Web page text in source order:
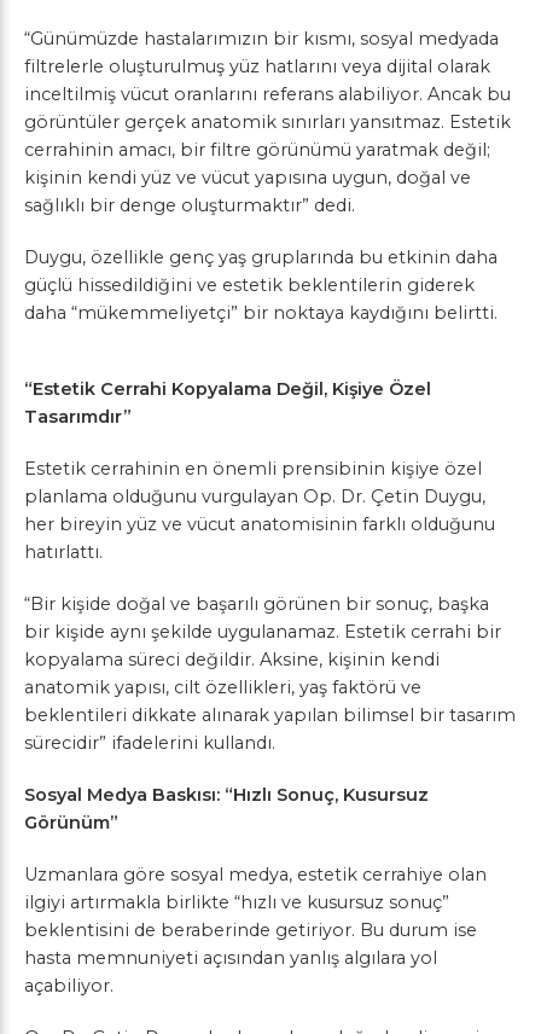
“Günümüzde hastalarımızın bir kısmı, sosyal medyada
filtrelerle oluşturulmuş yüz hatlarını veya dijital olarak
inceltilmiş vücut oranlarını referans alabiliyor. Ancak bu
görüntüler gerçek anatomik sınırları yansıtmaz. Estetik
cerrahinin amacı, bir filtre görünümü yaratmak değil;
kişinin kendi yüz ve vücut yapısına uygun, doğal ve
sağlıklı bir denge oluşturmaktır” dedi.
Duygu, özellikle genç yaş gruplarında bu etkinin daha
güçlü hissedildiğini ve estetik beklentilerin giderek
daha “mükemmeliyetçi” bir noktaya kaydığını belirtti.
“Estetik Cerrahi Kopyalama Değil, Kişiye Özel
Tasarımdır”
Estetik cerrahinin en önemli prensibinin kişiye özel
planlama olduğunu vurgulayan Op. Dr. Çetin Duygu,
her bireyin yüz ve vücut anatomisinin farklı olduğunu
hatırlattı.
“Bir kişide doğal ve başarılı görünen bir sonuç, başka
bir kişide aynı şekilde uygulanamaz. Estetik cerrahi bir
kopyalama süreci değildir. Aksine, kişinin kendi
anatomik yapısı, cilt özellikleri, yaş faktörü ve
beklentileri dikkate alınarak yapılan bilimsel bir tasarım
sürecidir” ifadelerini kullandı.
Sosyal Medya Baskısı: “Hızlı Sonuç, Kusursuz
Görünüm”
Uzmanlara göre sosyal medya, estetik cerrahiye olan
ilgiyi artırmakla birlikte “hızlı ve kusursuz sonuç”
beklentisini de beraberinde getiriyor. Bu durum ise
hasta memnuniyeti açısından yanlış algılara yol
açabiliyor.